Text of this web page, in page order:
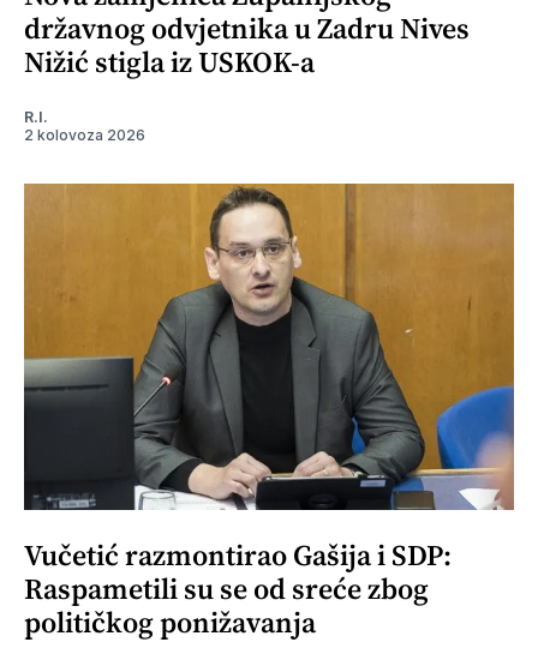
državnog odvjetnika u Zadru Nives
Nižić stigla iz USKOK-a
R.I.
2 kolovoza 2026
Vučetić razmontirao Gašija i SDP:
Raspametili su se od sreće zbog
političkog ponižavanja